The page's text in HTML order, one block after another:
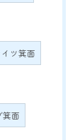
イツ箕面
箕面